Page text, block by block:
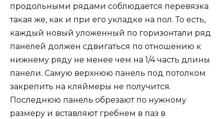
продольными рядами соблюдается перевязка
такая же, как и при его укладке на пол. То есть,
каждый новый уложенный по горизонтали ряд
панелей должен сдвигаться по отношению к
нижнему ряду не менее чем на 1/4 часть длины
панели. Самую верхнюю панель под потолком
закрепить на кляймеры не получится.
Последнюю панель обрезают по нужному
размеру и вставляют гребнем в паз в